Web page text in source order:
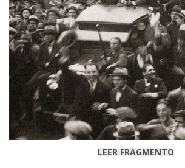
LEER FRAGMENTO